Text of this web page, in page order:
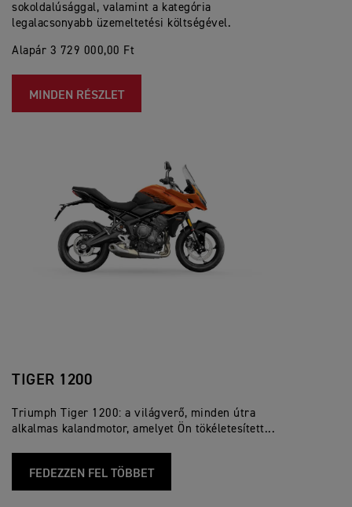
sokoldalúsággal, valamint a kategória
legalacsonyabb üzemeltetési költségével.
Alapár 3 729 000,00 Ft
MINDEN RÉSZLET
TIGER 1200
Triumph Tiger 1200: a világverő, minden útra
alkalmas kalandmotor, amelyet Ön tökéletesített...
FEDEZZEN FEL TÖBBET